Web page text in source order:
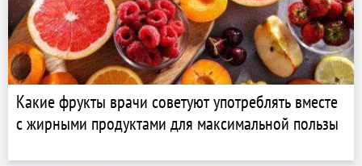
Какие фрукты врачи советуют употреблять вместе
с жирными продуктами для максимальной пользы